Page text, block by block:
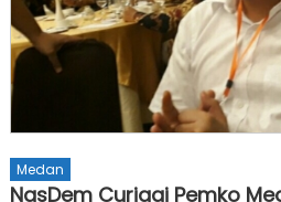
Medan
NasDem Curigai Pemko